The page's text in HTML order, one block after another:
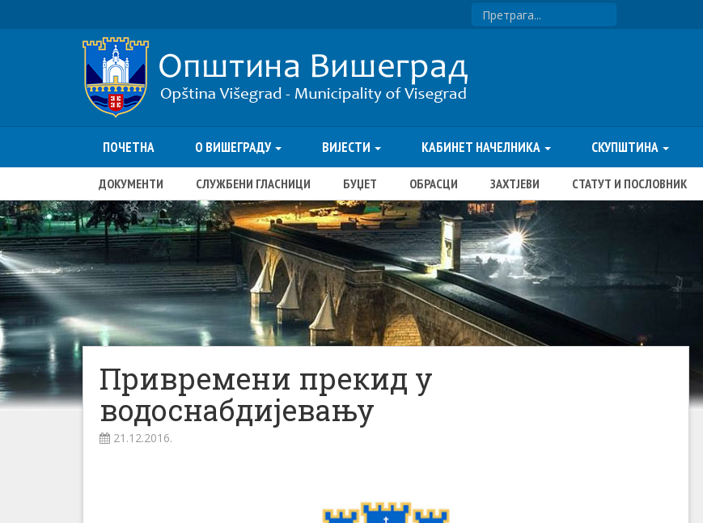
ПОЧЕТНА О ВИШЕГРАДУ ВИЈЕСТИ КАБИНЕТ НАЧЕЛНИКА СКУПШТИНА
ДОКУМЕНТИ СЛУЖБЕНИ ГЛАСНИЦИ БУЏЕТ ОБРАСЦИ ЗАХТЈЕВИ СТАТУТ И ПОСЛОВНИК
Привремени прекид у
водоснабдијевању
21.12.2016.